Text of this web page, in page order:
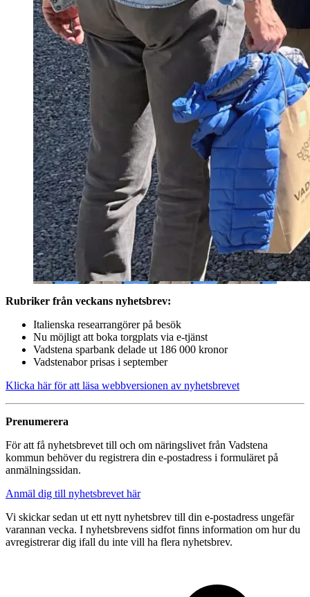
Rubriker från veckans nyhetsbrev:
Italienska researrangörer på besök
Nu möjligt att boka torgplats via e-tjänst
Vadstena sparbank delade ut 186 000 kronor
Vadstenabor prisas i september
Klicka här för att läsa webbversionen av nyhetsbrevet
Prenumerera
För att få nyhetsbrevet till och om näringslivet från Vadstena
kommun behöver du registrera din e-postadress i formuläret på
anmälningssidan.
Anmäl dig till nyhetsbrevet här
Vi skickar sedan ut ett nytt nyhetsbrev till din e-postadress ungefär
varannan vecka. I nyhetsbrevens sidfot finns information om hur du
avregistrerar dig ifall du inte vill ha flera nyhetsbrev.